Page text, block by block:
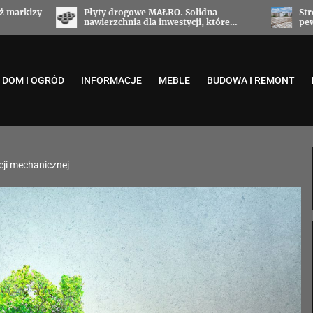
Solidna
inwestycji, które
Stropy filigran od Stropy Małro
pewna technologia dla nowoczesnych
DOM I OGRÓD INFORMACJE MEBLE BUDOWA I REMONT
mechanicznej